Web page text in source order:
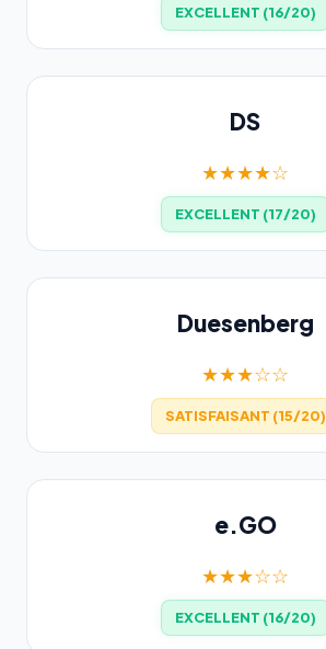
EXCELLENT (16/20)
DS
★★★★☆
EXCELLENT (17/20)
Duesenberg
★★★☆☆
SATISFAISANT (15/20)
e.GO
★★★☆☆
EXCELLENT (16/20)